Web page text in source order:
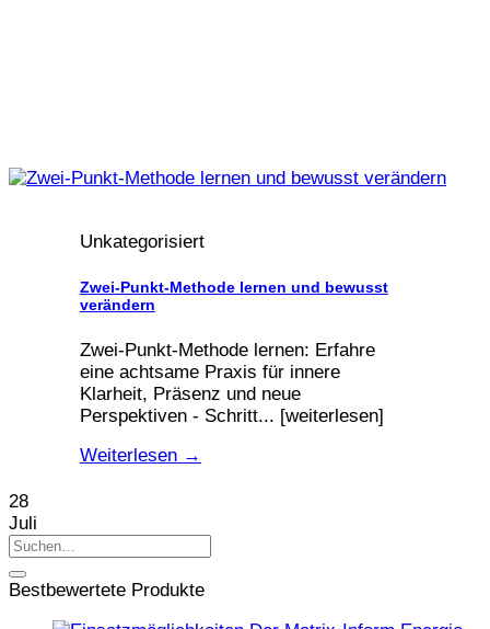
Unkategorisiert
Zwei-Punkt-Methode lernen und bewusst
verändern
Zwei-Punkt-Methode lernen: Erfahre
eine achtsame Praxis für innere
Klarheit, Präsenz und neue
Perspektiven - Schritt... [weiterlesen]
Weiterlesen →
28
Juli
Bestbewertete Produkte